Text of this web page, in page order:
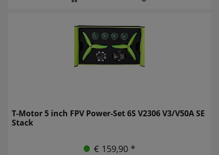
T-Motor 5 inch FPV Power-Set 6S V2306 V3/V50A SE
Stack
€ 159,90 *